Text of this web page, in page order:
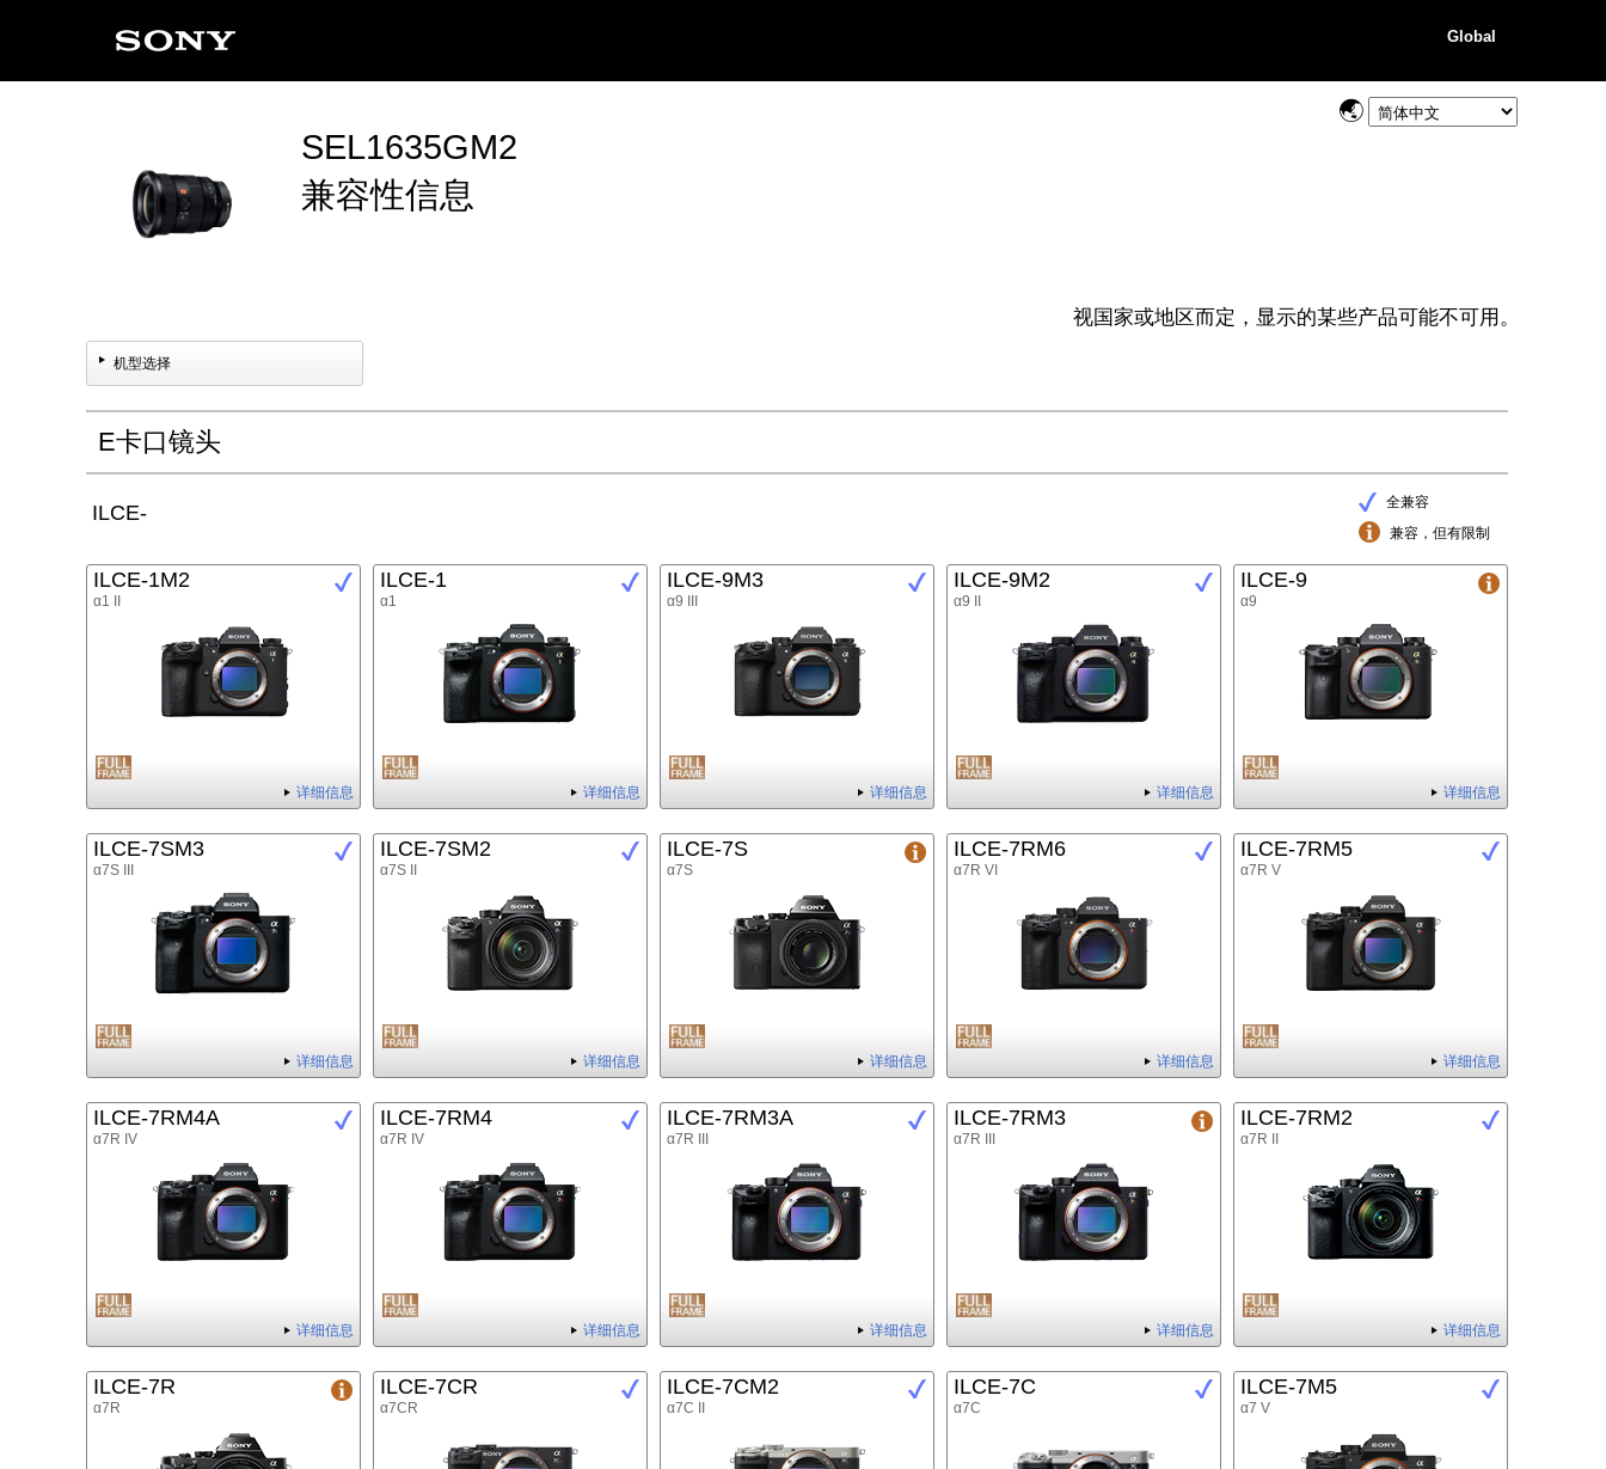
Global
SEL1635GM2
兼容性信息
视国家或地区而定，显示的某些产品可能不可用。
机型选择
E卡口镜头
全兼容
兼容，但有限制
ILCE-
ILCE-1M2
α1 II
详细信息
ILCE-1
α1
详细信息
ILCE-9M3
α9 III
详细信息
ILCE-9M2
α9 II
详细信息
ILCE-9
α9
详细信息
ILCE-7SM3
α7S III
详细信息
ILCE-7SM2
α7S II
详细信息
ILCE-7S
α7S
详细信息
ILCE-7RM6
α7R VI
详细信息
ILCE-7RM5
α7R V
详细信息
ILCE-7RM4A
α7R IV
详细信息
ILCE-7RM4
α7R IV
详细信息
ILCE-7RM3A
α7R III
详细信息
ILCE-7RM3
α7R III
详细信息
ILCE-7RM2
α7R II
详细信息
ILCE-7R
α7R
ILCE-7CR
α7CR
ILCE-7CM2
α7C II
ILCE-7C
α7C
ILCE-7M5
α7 V